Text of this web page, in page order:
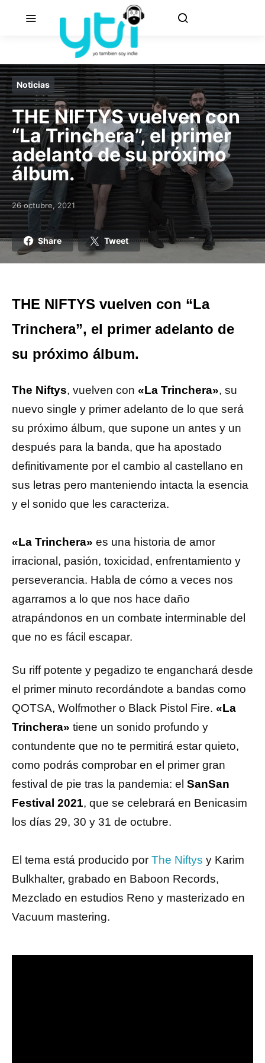
Noticias
THE NIFTYS vuelven con
“La Trinchera”, el primer
adelanto de su próximo
álbum.
Posted on
26 octubre, 2021
Share Tweet
THE NIFTYS vuelven con “La
Trinchera”, el primer adelanto de
su próximo álbum.
The Niftys, vuelven con «La Trinchera», su
nuevo single y primer adelanto de lo que será
su próximo álbum, que supone un antes y un
después para la banda, que ha apostado
definitivamente por el cambio al castellano en
sus letras pero manteniendo intacta la esencia
y el sonido que les caracteriza.
«La Trinchera» es una historia de amor
irracional, pasión, toxicidad, enfrentamiento y
perseverancia. Habla de cómo a veces nos
agarramos a lo que nos hace daño
atrapándonos en un combate interminable del
que no es fácil escapar.
Su riff potente y pegadizo te enganchará desde
el primer minuto recordándote a bandas como
QOTSA, Wolfmother o Black Pistol Fire. «La
Trinchera» tiene un sonido profundo y
contundente que no te permitirá estar quieto,
como podrás comprobar en el primer gran
festival de pie tras la pandemia: el SanSan
Festival 2021, que se celebrará en Benicasim
los días 29, 30 y 31 de octubre.
El tema está producido por The Niftys y Karim
Bulkhalter, grabado en Baboon Records,
Mezclado en estudios Reno y masterizado en
Vacuum mastering.